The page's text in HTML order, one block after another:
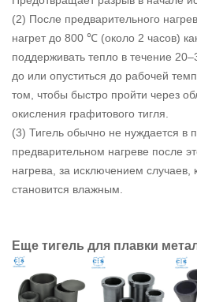
(2) После предварительного
нагрет до 800 ℃ (около 2 часов)
поддерживать тепло в течение
до или опуститься до рабочей
том, чтобы быстро пройти через
окисления графитового тигля.
(3) Тигель обычно не нуждается в
предварительном нагреве после
нагрева, за исключением случаев,
становится влажным.
Еще тигель для плавки